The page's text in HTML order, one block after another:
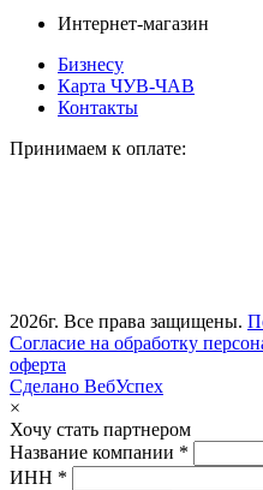
Интернет-магазин
Бизнесу
Карта ЧУВ-ЧАВ
Контакты
Принимаем к оплате:
2026г. Все права защищены.
Согласие на обработку
оферта
Сделано ВебУспех
×
Хочу стать партнером
Название компании *
ИНН *